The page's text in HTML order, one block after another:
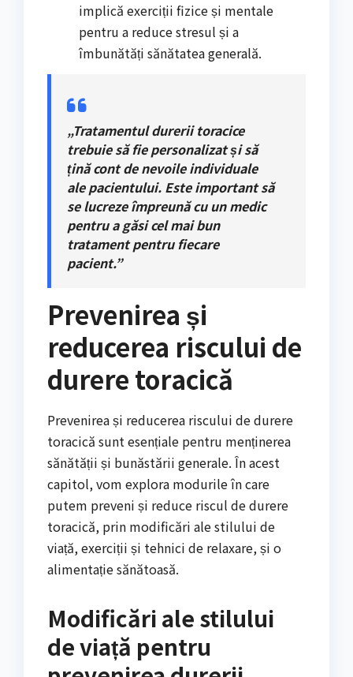
implică exerciții fizice și mentale
pentru a reduce stresul și a
îmbunătăți sănătatea generală.
„Tratamentul durerii toracice
trebuie să fie personalizat și să
țină cont de nevoile individuale
ale pacientului. Este important să
se lucreze împreună cu un medic
pentru a găsi cel mai bun
tratament pentru fiecare
pacient.”
Prevenirea și
reducerea riscului de
durere toracică
Prevenirea și reducerea riscului de durere
toracică sunt esențiale pentru menținerea
sănătății și bunăstării generale. În acest
capitol, vom explora modurile în care
putem preveni și reduce riscul de durere
toracică, prin modificări ale stilului de
viață, exerciții și tehnici de relaxare, și o
alimentație sănătoasă.
Modificări ale stilului
de viață pentru